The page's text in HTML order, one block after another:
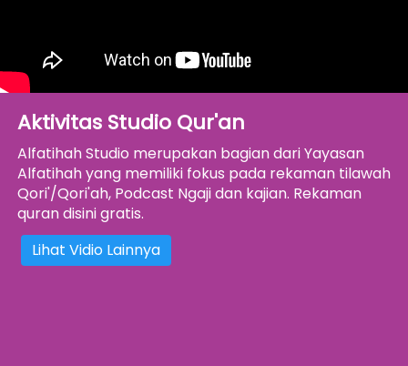
Aktivitas Studio Qur'an
Alfatihah Studio merupakan bagian dari Yayasan
Alfatihah yang memiliki fokus pada rekaman tilawah
Qori'/Qori'ah, Podcast Ngaji dan kajian. Rekaman
quran disini gratis.
Lihat Vidio Lainnya